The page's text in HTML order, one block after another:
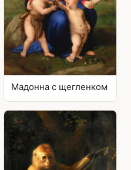
Мадонна с щегленком